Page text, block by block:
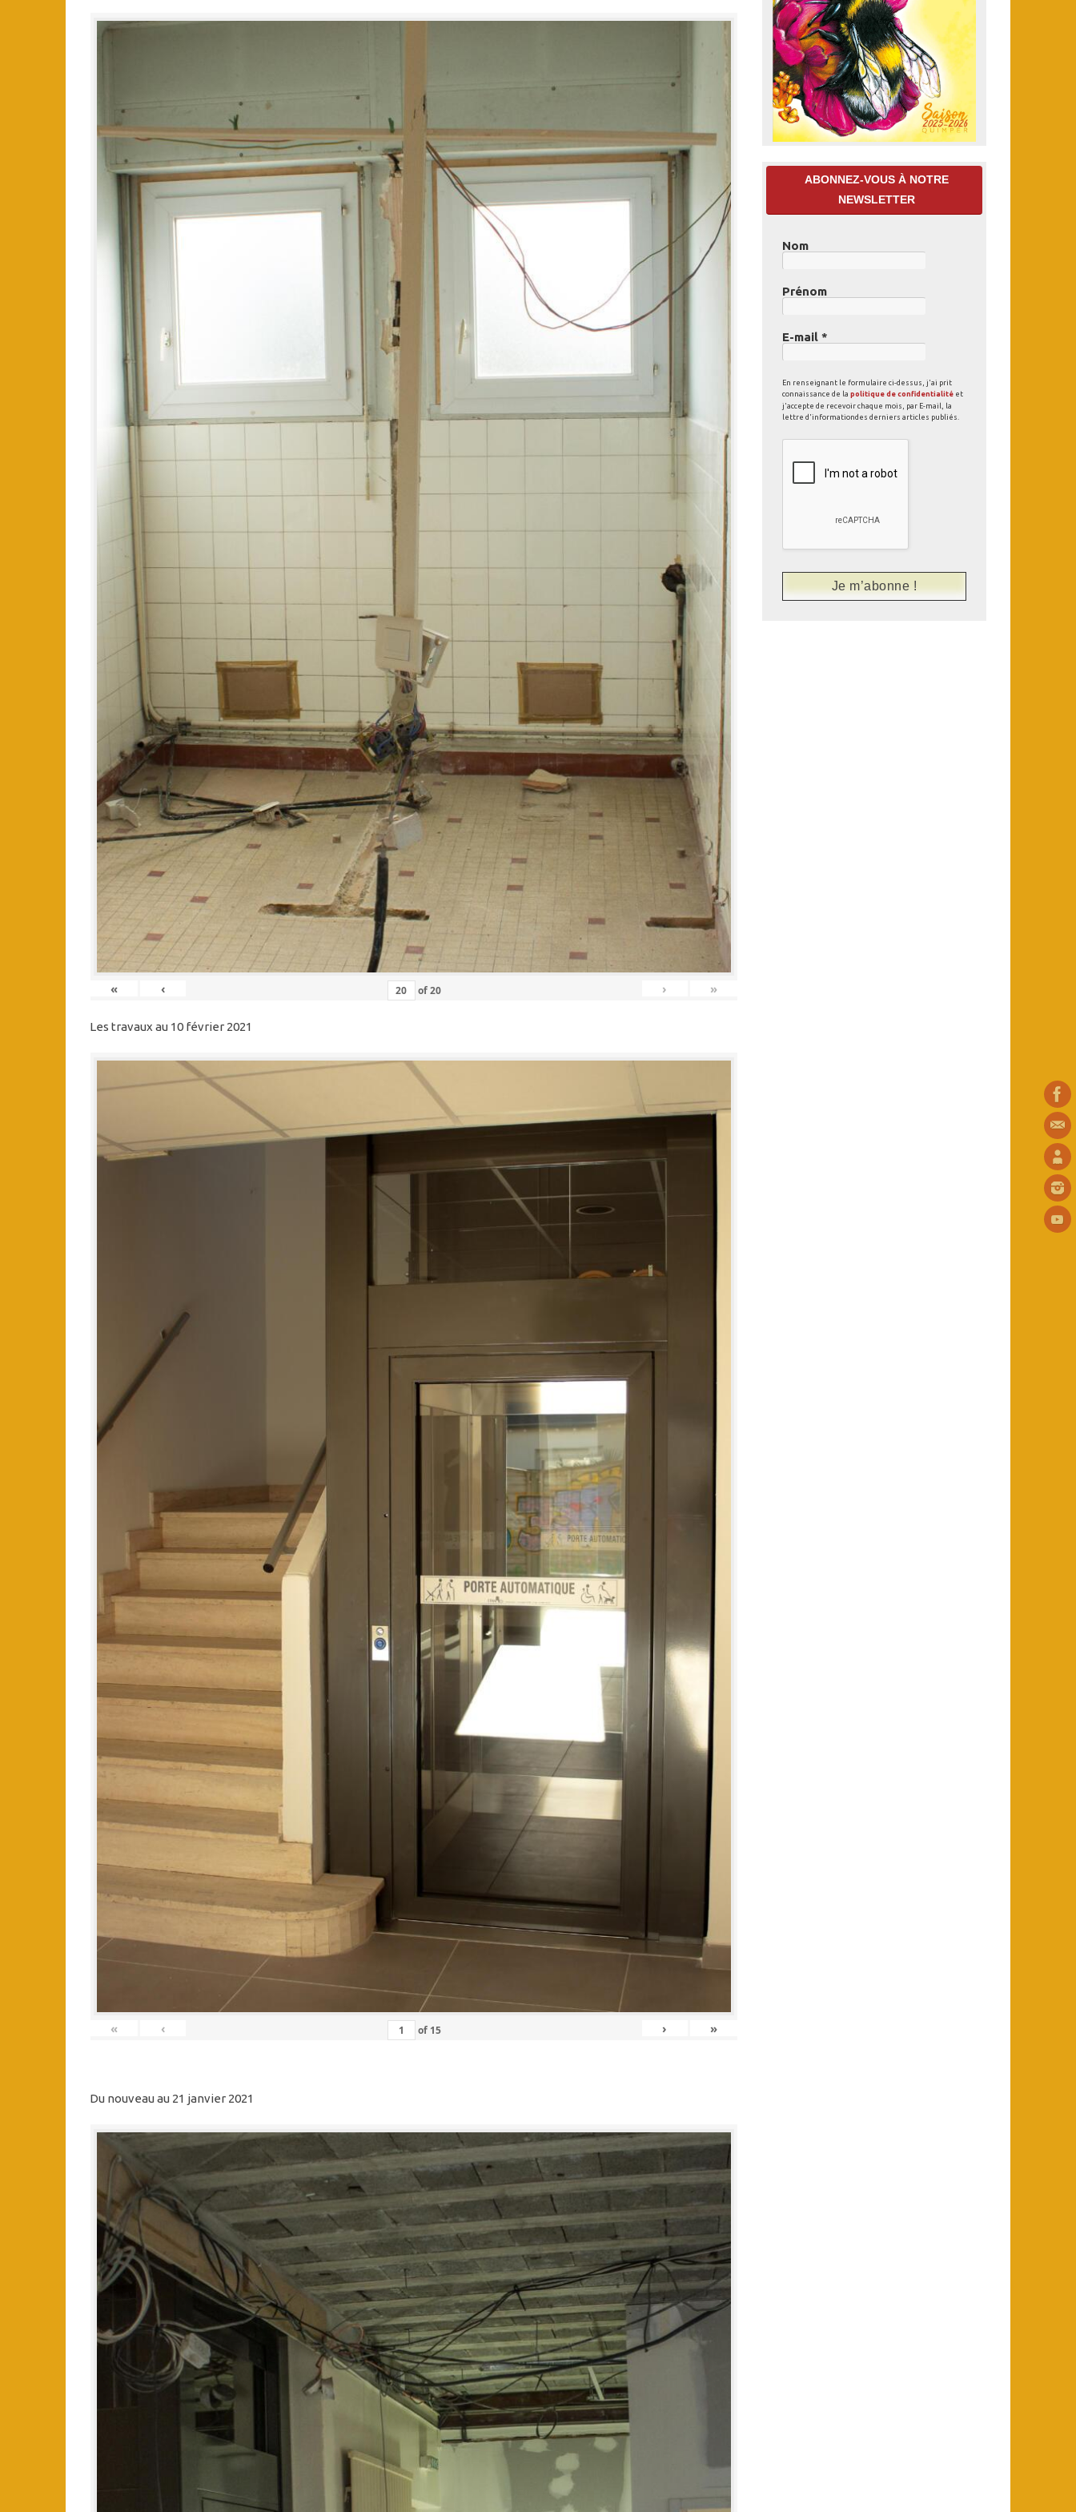
« ‹ of20 › »
Les travaux au 10 février 2021
« ‹ of 15 › »
Du nouveau au 21 janvier 2021
ABONNEZ-VOUS À NOTRE
NEWSLETTER
Nom
Prénom
E-mail *
En renseignant le formulaire ci-dessus, j'ai prit
connaissance de la politique de confidentialité et
j'accepte de recevoir chaque mois, par E-mail, la
lettre d'informationdes derniers articles publiés.